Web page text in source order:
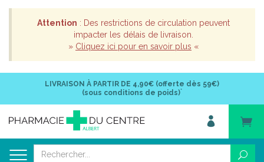
Attention : Des restrictions de circulation peuvent
impacter les délais de livraison.
» Cliquez ici pour en savoir plus «
LIVRAISON À PARTIR DE 4,90€ (offerte dès 59€)
(sous conditions de poids)*